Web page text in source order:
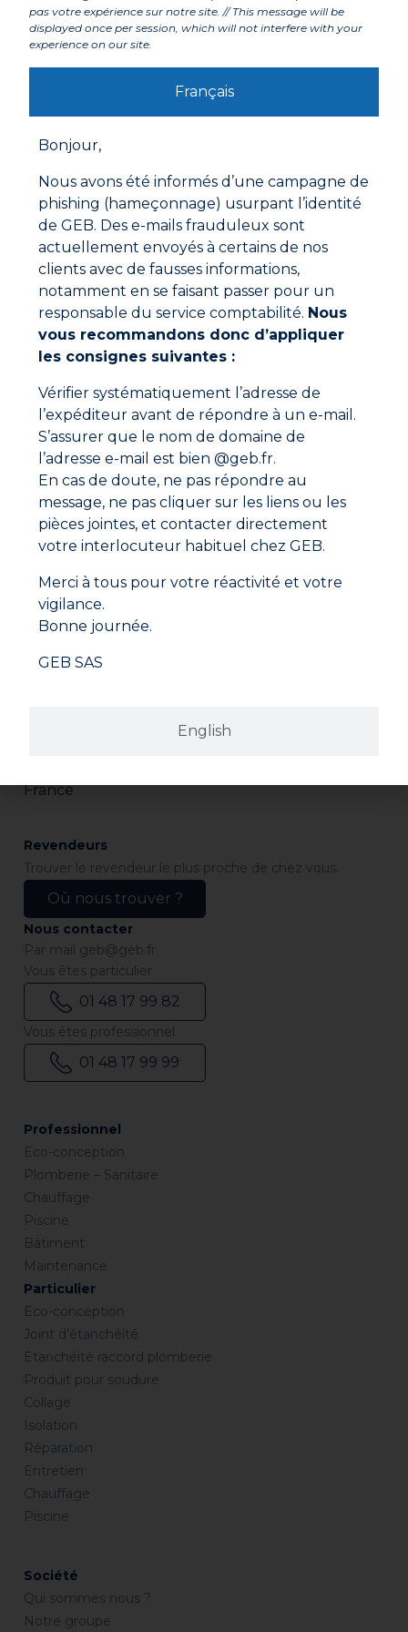
Labels et agréments
Avertissements
Mode d'emploi
Nettoyer les parties à souder avec de la laine d’acier.
Etaler l’AG-FLUX de façon uniforme.
Positionner les pièces puis chauffer jusqu’à fusion du
flux.
Dès que le flux est fluide, approcher sur la soudure
une baguette cuivre/phosphore ou laiton enrobé
qui aura été préalablement enduite de flux.
Arrêter de chauffer et laisser refroidir.
Essuyer l’excès de flux avec un chiffon humide.
Documentations à télécharger
Fiche technique
Fiche de données de sécurité
France
Professionnel
Eco-conception
Plomberie – Sanitaire
Chauffage
Piscine
Bâtiment
Maintenance
Particulier
Eco-conception
Joint d’étanchéité
Etanchéité raccord plomberie
Produit pour soudure
Collage
Isolation
Réparation
Entretien
Chauffage
Piscine
Société
Qui sommes nous ?
Notre groupe
Revendeurs
Trouver le revendeur le plus proche de chez vous.
Où nous trouver ?
Nous contacter
Par mail geb@geb.fr
Vous êtes particulier
01 48 17 99 82
Vous êtes professionnel
01 48 17 99 99
pas votre expérience sur notre site. // This message will be
displayed once per session, which will not interfere with your
experience on our site.
Français
English
Bonjour,
Nous avons été informés d’une campagne de
phishing (hameçonnage) usurpant l’identité
de GEB. Des e-mails frauduleux sont
actuellement envoyés à certains de nos
clients avec de fausses informations,
notamment en se faisant passer pour un
responsable du service comptabilité. Nous
vous recommandons donc d’appliquer
les consignes suivantes :
Vérifier systématiquement l’adresse de
l’expéditeur avant de répondre à un e-mail.
S’assurer que le nom de domaine de
l’adresse e-mail est bien @geb.fr.
En cas de doute, ne pas répondre au
message, ne pas cliquer sur les liens ou les
pièces jointes, et contacter directement
votre interlocuteur habituel chez GEB.
Merci à tous pour votre réactivité et votre
vigilance.
Bonne journée.
GEB SAS